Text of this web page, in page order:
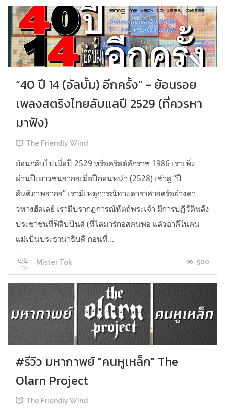
“40 ปี 14 (อัลบั้ม) อีกครั้ง” - ย้อนรอย
เพลงสตริงไทยลับแลปี 2529 (ที่ควรหา
มาฟัง)
The Friendly Wind
ย้อนกลับไปเมื่อปี 2529 หรือคริสต์ศักราช 1986 เราเพิ่ง
ผ่านปีเยาวชนสากลเมื่อปีก่อนหน้า (2528) เข้าสู่ “ปี
สันติภาพสากล” เรามีเหตุการณ์ทางดาราศาสตร์อย่างดา
วหางฮัลเลย์ เรามีปรากฏการณ์หัตถ์พระเจ้า มีการปฏิวัติพลัง
ประชาชนที่ฟิลิปปินส์ (ที่ไล่มาร์กอสคนพ่อ แล้วอาคีโนคน
แม่เป็นประธานาธิบดี ก่อนที่...
Mister Tok 500
#รีวิว มหากาพย์ "คนหูเหล็ก" The
Olarn Project
The Friendly Wind